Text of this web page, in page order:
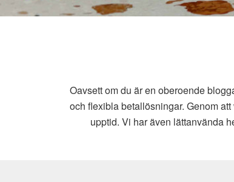
Oavsett om du är en oberoende
och flexibla betallösningar. Genom
upptid. Vi har även lättanvända